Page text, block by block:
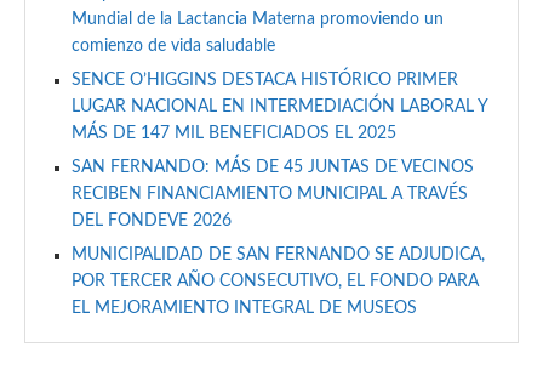
Mundial de la Lactancia Materna promoviendo un
comienzo de vida saludable
SENCE O’HIGGINS DESTACA HISTÓRICO PRIMER
LUGAR NACIONAL EN INTERMEDIACIÓN LABORAL Y
MÁS DE 147 MIL BENEFICIADOS EL 2025
SAN FERNANDO: MÁS DE 45 JUNTAS DE VECINOS
RECIBEN FINANCIAMIENTO MUNICIPAL A TRAVÉS
DEL FONDEVE 2026
MUNICIPALIDAD DE SAN FERNANDO SE ADJUDICA,
POR TERCER AÑO CONSECUTIVO, EL FONDO PARA
EL MEJORAMIENTO INTEGRAL DE MUSEOS